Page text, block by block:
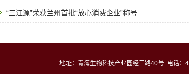
“三江源”荣获兰州首批“放心消费企业”称号
地址：青海生物科技产业园经三路40号 电话：